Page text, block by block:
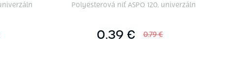
Polyesterová niť ASPO 120, univerzáln
0.39 € 0.79 €